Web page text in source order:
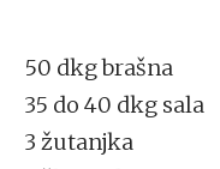
50 dkg brašna
35 do 40 dkg sala
3 žutanjka